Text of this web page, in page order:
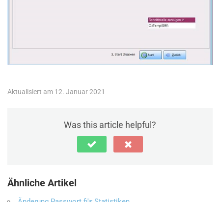
Aktualisiert am 12. Januar 2021
Was this article helpful?
Ähnliche Artikel